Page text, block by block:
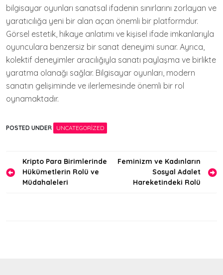
bilgisayar oyunları sanatsal ifadenin sınırlarını zorlayan ve
yaratıcılığa yeni bir alan açan önemli bir platformdur.
Görsel estetik, hikaye anlatımı ve kişisel ifade imkanlarıyla
oyunculara benzersiz bir sanat deneyimi sunar. Ayrıca,
kolektif deneyimler aracılığıyla sanatı paylaşma ve birlikte
yaratma olanağı sağlar. Bilgisayar oyunları, modern
sanatın gelişiminde ve ilerlemesinde önemli bir rol
oynamaktadır.
POSTED UNDER UNCATEGORIZED
Yazı
gezinmesi
Kripto Para Birimlerinde
Hükümetlerin Rolü ve
Müdahaleleri
Feminizm ve Kadınların
Sosyal Adalet
Hareketindeki Rolü